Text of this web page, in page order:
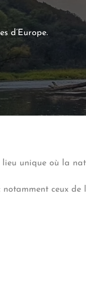
d’Europe.
unique où la
ceux de